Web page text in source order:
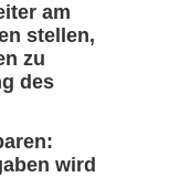
am
stellen,
zu
des
wird